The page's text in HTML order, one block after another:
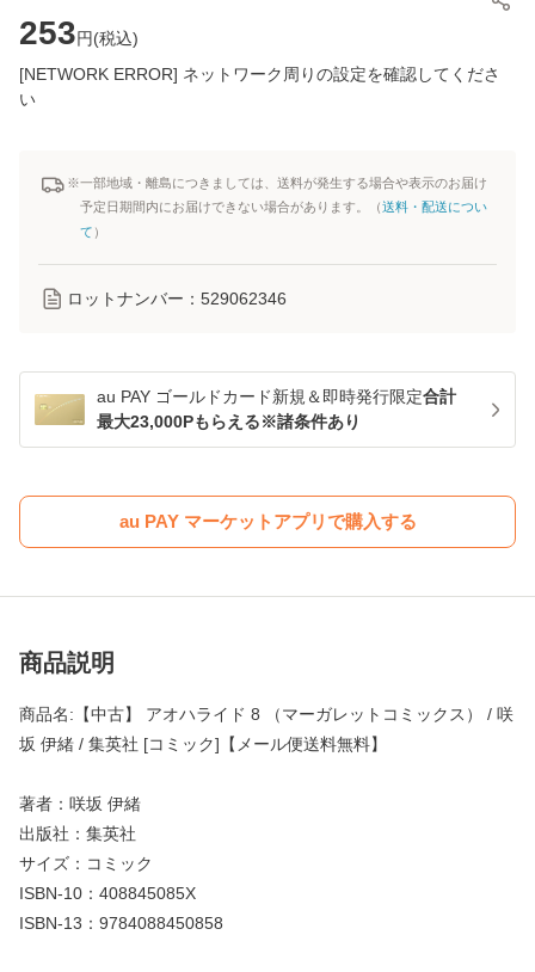
253円(税込)
[NETWORK ERROR] ネットワーク周りの設定を確認してくださ
い
※一部地域・離島につきましては、送料が発生する場合や表示のお届け
予定日期間内にお届けできない場合があります。（送料・配送につい
て ）
ロットナンバー： 529062346
au PAY ゴールドカード新規＆即時発行限定合計
最大23,000Pもらえる※諸条件あり
au PAY マーケットアプリで購入する
商品説明
商品名:【中古】 アオハライド 8 （マーガレットコミックス） / 咲
坂 伊緒 / 集英社 [コミック]【メール便送料無料】
著者：咲坂 伊緒
出版社：集英社
サイズ：コミック
ISBN-10：408845085X
ISBN-13：9784088450858